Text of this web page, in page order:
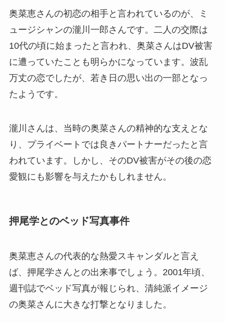
奥菜恵さんの初恋の相手と言われているのが、ミ
ュージシャンの瀧川一郎さんです。二人の交際は
10代の頃に始まったと言われ、奥菜さんはDV被害
に遭っていたことも明らかになっています。波乱
万丈の恋でしたが、若き日の思い出の一部となっ
たようです。
瀧川さんは、当時の奥菜さんの精神的な支えとな
り、プライベートでは良きパートナーだったと言
われています。しかし、そのDV被害がその後の恋
愛観にも影響を与えたかもしれません。
押尾学とのベッド写真事件
奥菜恵さんの代表的な熱愛スキャンダルと言え
ば、押尾学さんとの出来事でしょう。2001年頃、
週刊誌でベッド写真が報じられ、清純派イメージ
の奥菜さんに大きな打撃となりました。